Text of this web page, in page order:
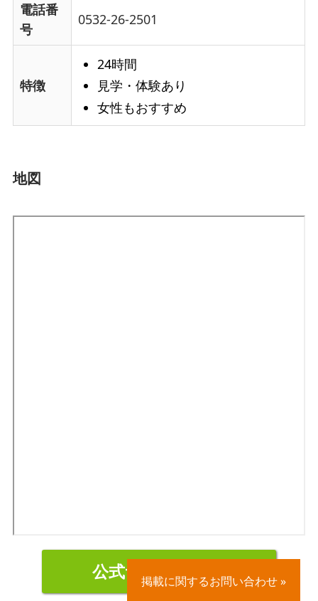
電話番
号
0532-26-2501
特徴
24時間
見学・体験あり
女性もおすすめ
地図
公式サイトを見る
掲載に関するお問い合わせ »